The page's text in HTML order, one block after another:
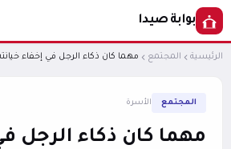
بوابة صيدا
الرئيسية المجتمع
المجتمع الأسرة
مهما كان ذكاء الرجل